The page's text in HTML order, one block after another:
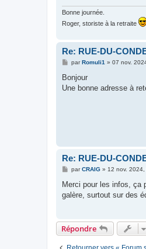
Bonne journée.
Roger, storiste à la retraite
Re: RUE-DU-
M
s
a
parRomuli1 » 07 nov.
Bonjour
Une bonne adresse à
Re: RUE-DU-
M
s
a
parCRAIG» 12 nov. 2024,
Merci pour les infos, ça
galère, surtout sur des
Répondre